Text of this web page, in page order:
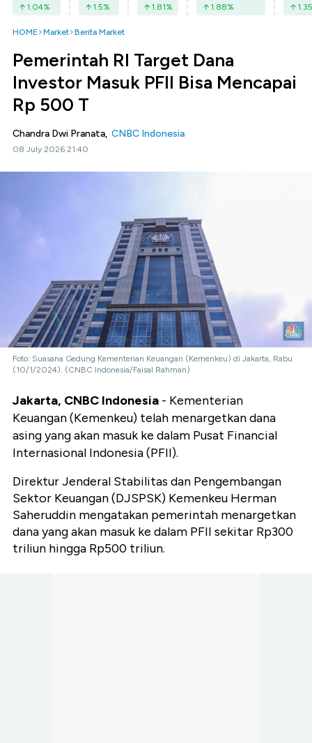
1.04% 1.5% 1.81% 1.88% 1.35
HOME Market Berita Market
Pemerintah RI Target Dana
Investor Masuk PFII Bisa Mencapai
Rp 500 T
Chandra Dwi Pranata, CNBC Indonesia
08 July 2026 21:40
Foto: Suasana Gedung Kementerian Keuangan (Kemenkeu) di Jakarta, Rabu
(10/1/2024). (CNBC Indonesia/Faisal Rahman)
Jakarta, CNBC Indonesia - Kementerian
Keuangan (Kemenkeu) telah menargetkan dana
asing yang akan masuk ke dalam Pusat Financial
Internasional Indonesia (PFII).
Direktur Jenderal Stabilitas dan Pengembangan
Sektor Keuangan (DJSPSK) Kemenkeu Herman
Saheruddin mengatakan pemerintah menargetkan
dana yang akan masuk ke dalam PFII sekitar Rp300
triliun hingga Rp500 triliun.